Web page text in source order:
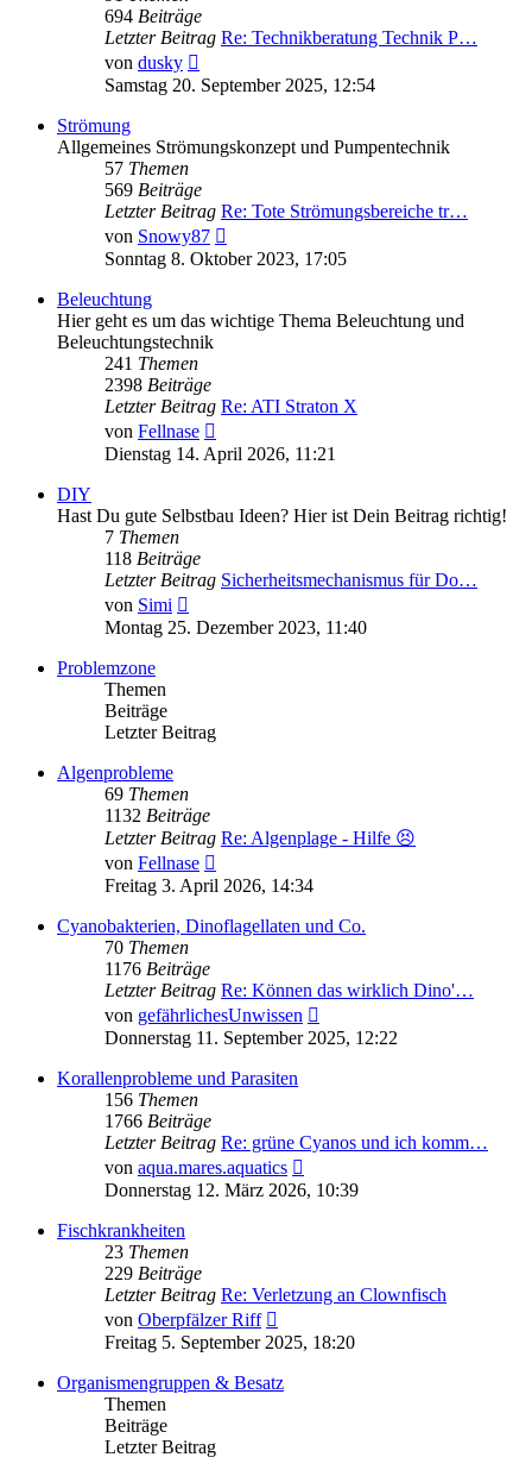
694 Beiträge
Letzter Beitrag Re: Technikberatung Technik P…
von dusky
Beitrag
Samstag 20. September 2025, 12:54
Strömung
Allgemeines Strömungskonzept und Pumpentechnik
57 Themen
569 Beiträge
Letzter Beitrag Re: Tote Strömungsbereiche tr…
von Snowy87
Beitrag
Sonntag 8. Oktober 2023, 17:05
Beleuchtung
Hier geht es um das wichtige Thema Beleuchtung und
Beleuchtungstechnik
241 Themen
2398 Beiträge
Letzter Beitrag Re: ATI Straton X
von Fellnase
Beitrag
Dienstag 14. April 2026, 11:21
DIY
Hast Du gute Selbstbau Ideen? Hier ist Dein Beitrag richtig!
7 Themen
118 Beiträge
Letzter Beitrag Sicherheitsmechanismus für Do…
von Simi
Beitrag
Montag 25. Dezember 2023, 11:40
Problemzone
Themen
Beiträge
Letzter Beitrag
Algenprobleme
69 Themen
1132 Beiträge
Letzter Beitrag Re: Algenplage - Hilfe 😣
von Fellnase
Beitrag
Freitag 3. April 2026, 14:34
Cyanobakterien, Dinoflagellaten und Co.
70 Themen
1176 Beiträge
Letzter Beitrag Re: Können das wirklich Dino'…
von gefährlichesUnwissen
Beitrag
Donnerstag 11. September 2025, 12:22
Korallenprobleme und Parasiten
156 Themen
1766 Beiträge
Letzter Beitrag Re: grüne Cyanos und ich komm…
von aqua.mares.aquatics
Beitrag
Donnerstag 12. März 2026, 10:39
Fischkrankheiten
23 Themen
229 Beiträge
Letzter Beitrag Re: Verletzung an Clownfisch
von Oberpfälzer Riff
Beitrag
Freitag 5. September 2025, 18:20
Organismengruppen & Besatz
Themen
Beiträge
Letzter Beitrag